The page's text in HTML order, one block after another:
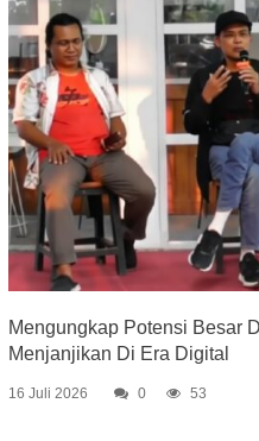
Mengungkap Potensi Besar
Menjanjikan Di Era Digital
16 Juli 2026 0 53